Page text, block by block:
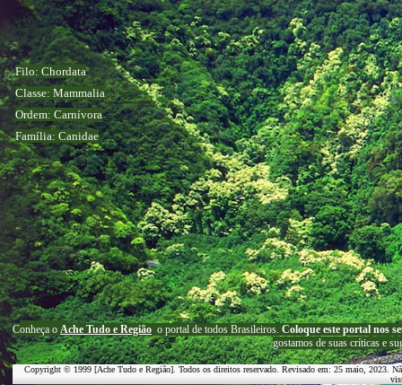
Filo: Chordata
Classe: Mammalia
Ordem: Carnívora
Família: Canidae
Conheça o Ache Tudo e Região o portal de todos Brasileiros. Coloque este portal nos
gostamos de suas críticas e
Copyright © 1999 [Ache Tudo e Região]. Todos os direitos reservado. Revisado em: 25 maio, 2023.